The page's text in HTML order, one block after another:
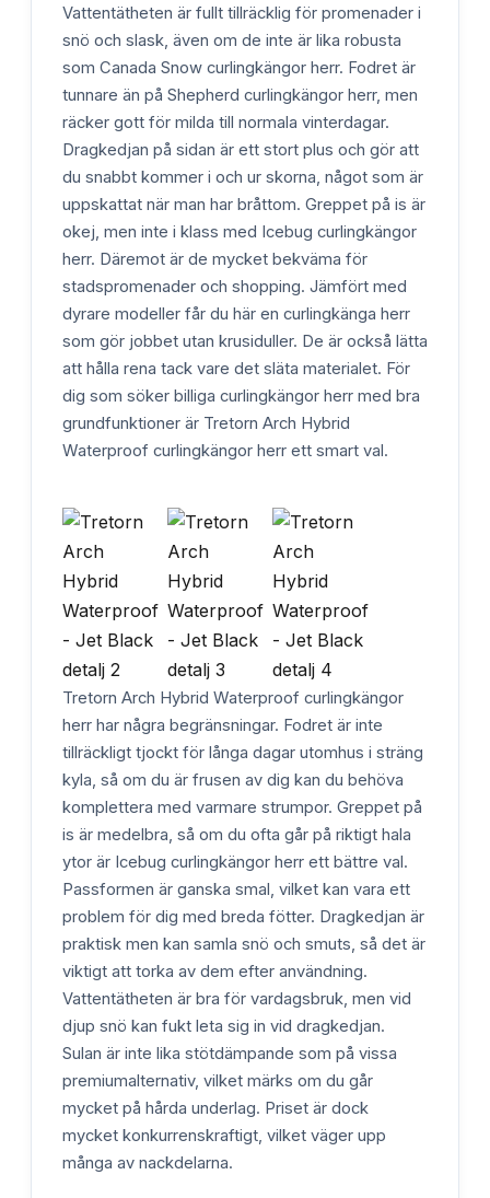
Vattentätheten är fullt tillräcklig för promenader i
snö och slask, även om de inte är lika robusta
som Canada Snow curlingkängor herr. Fodret är
tunnare än på Shepherd curlingkängor herr, men
räcker gott för milda till normala vinterdagar.
Dragkedjan på sidan är ett stort plus och gör att
du snabbt kommer i och ur skorna, något som är
uppskattat när man har bråttom. Greppet på is är
okej, men inte i klass med Icebug curlingkängor
herr. Däremot är de mycket bekväma för
stadspromenader och shopping. Jämfört med
dyrare modeller får du här en curlingkänga herr
som gör jobbet utan krusiduller. De är också lätta
att hålla rena tack vare det släta materialet. För
dig som söker billiga curlingkängor herr med bra
grundfunktioner är Tretorn Arch Hybrid
Waterproof curlingkängor herr ett smart val.
Tretorn Arch Hybrid Waterproof curlingkängor
herr har några begränsningar. Fodret är inte
tillräckligt tjockt för långa dagar utomhus i sträng
kyla, så om du är frusen av dig kan du behöva
komplettera med varmare strumpor. Greppet på
is är medelbra, så om du ofta går på riktigt hala
ytor är Icebug curlingkängor herr ett bättre val.
Passformen är ganska smal, vilket kan vara ett
problem för dig med breda fötter. Dragkedjan är
praktisk men kan samla snö och smuts, så det är
viktigt att torka av dem efter användning.
Vattentätheten är bra för vardagsbruk, men vid
djup snö kan fukt leta sig in vid dragkedjan.
Sulan är inte lika stötdämpande som på vissa
premiumalternativ, vilket märks om du går
mycket på hårda underlag. Priset är dock
mycket konkurrenskraftigt, vilket väger upp
många av nackdelarna.